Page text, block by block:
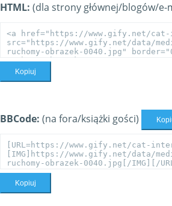
HTML: (dla strony głównej/blogów/e-
Kopiuj
BBCode: (na fora/książki gości)
Kopiuj